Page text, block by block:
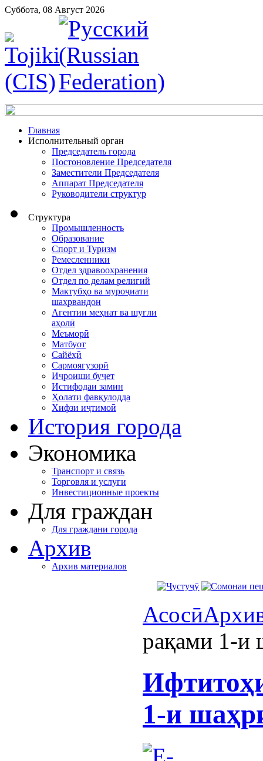
Суббота, 08 Август 2026
Главная
Исполнительный орган
Председатель города
Постоновление Председателя
Заместители Председателя
Аппарат Председателя
Руководители структур
Структура
Промышленность
Образование
Спорт и Туризм
Ремесленники
Отдел здравоохранения
Отдел по делам религий
Мактубҳо ва муроҷиати
шаҳрвандон
Агентии меҳнат ва шуғли
аҳолӣ
Меъморӣ
Матбуот
Сайёҳӣ
Сармоягузорӣ
Иҷроиши буҷет
Истифодаи замин
Ҳолати фавқулодда
Хифзи иҷтимоӣ
История города
Экономика
Транспорт и связь
Торговля и услуги
Инвестиционные проекты
Для граждан
Для граждани города
Архив
Архив материалов
Асосӣ
рақами 1-и
1-и